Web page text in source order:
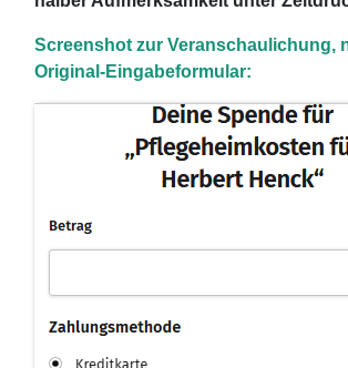
Screenshot zur Veranschaulichung,
Original-Eingabeformular: